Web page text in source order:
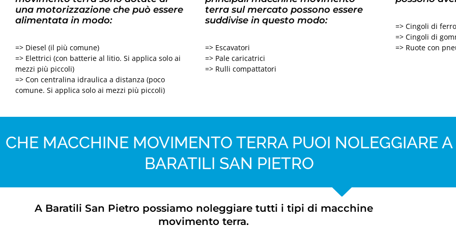
una motorizzazione che può essere
alimentata in modo:
=> Diesel (il più comune)
=> Elettrici (con batterie al litio. Si applica solo ai
mezzi più piccoli)
=> Con centralina idraulica a distanza (poco
comune. Si applica solo ai mezzi più piccoli)
terra sul mercato possono essere
suddivise in questo modo:
=> Escavatori
=> Pale caricatrici
=> Rulli compattatori
=> Cingoli di ferro
=> Cingoli di
=> Ruote con
CHE MACCHINE MOVIMENTO TERRA PUOI NOLEGGIARE A
BARATILI SAN PIETRO
A Baratili San Pietro possiamo noleggiare tutti i tipi di macchine
movimento terra.